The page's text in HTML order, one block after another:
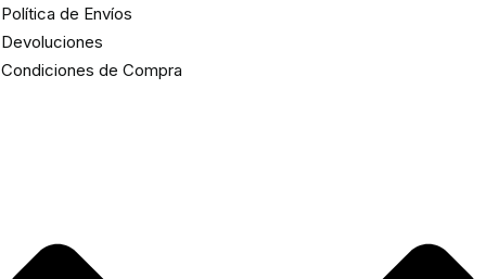
Política de Envíos
Devoluciones
Condiciones de Compra